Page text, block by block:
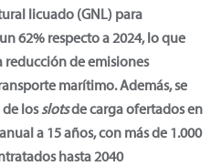
licuado (GNL) para
62% respecto a 2024, lo que
reducción de emisiones
marítimo. Además, se
losslotsde carga ofertados en
a 15 años, con más de 1.000
hasta 2040